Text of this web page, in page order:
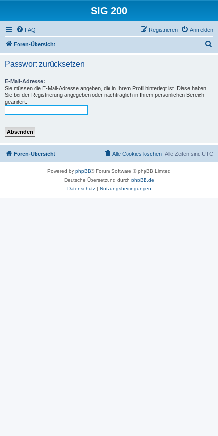
SIG 200
FAQ Anmelden
Registrieren
Foren-Übersicht
Passwort zurücksetzen
E-Mail-Adresse:
Sie müssen die E-Mail-Adresse angeben, die in Ihrem Profil hinterlegt ist. Diese haben
Sie bei der Registrierung angegeben oder nachträglich in Ihrem persönlichen Bereich
geändert.
Foren-Übersicht Alle Zeiten sind UTC
Alle Cookies löschen
Powered by phpBB® Forum Software © phpBB Limited
Deutsche Übersetzung durch phpBB.de
Datenschutz| Nutzungsbedingungen